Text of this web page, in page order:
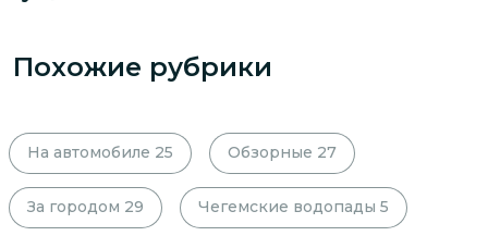
Похожие рубрики
На автомобиле 25 Обзорные 27
За городом 29 Чегемские водопады 5